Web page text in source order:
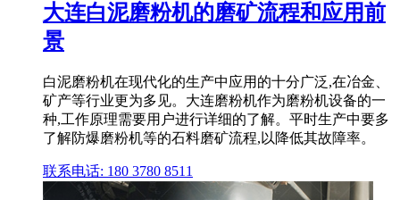
大连白泥磨粉机的磨矿流程和应用前
景
白泥磨粉机在现代化的生产中应用的十分广泛,在冶金、
矿产等行业更为多见。大连磨粉机作为磨粉机设备的一
种,工作原理需要用户进行详细的了解。平时生产中要多
了解防爆磨粉机等的石料磨矿流程,以降低其故障率。
联系电话: 180 3780 8511